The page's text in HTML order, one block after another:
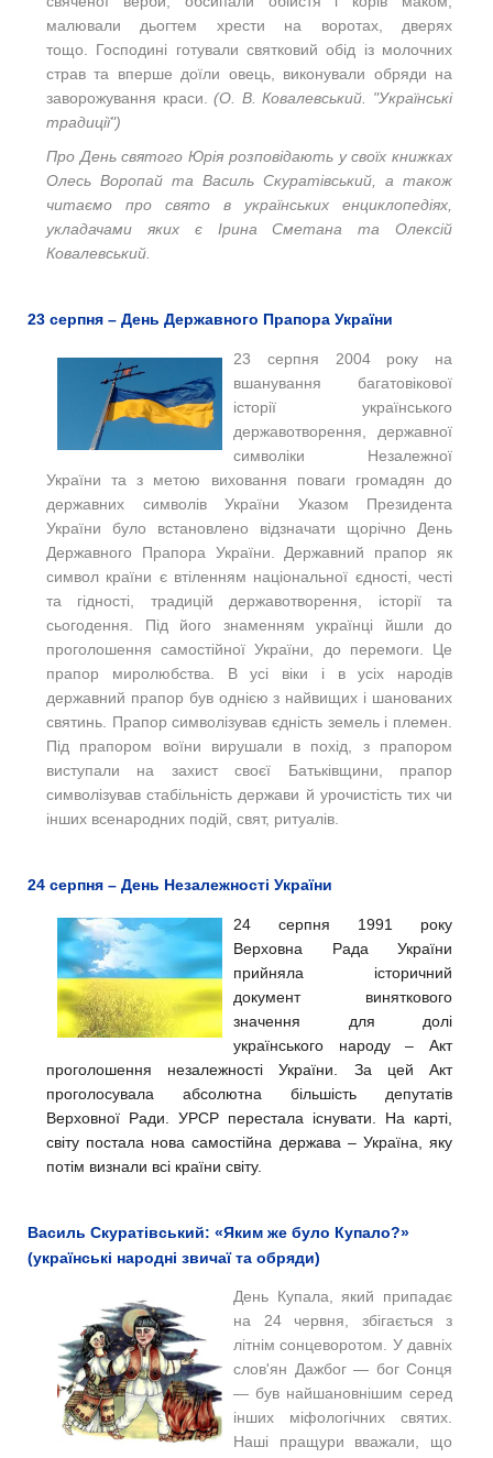
малювали дьогтем хрести на воротах, дверях
тощо. Господині готували святковий обід із молочних
страв та вперше доїли овець, виконували обряди на
заворожування краси.(О. В. Ковалевський. "Українські
традиції")
Про День святого Юрія розповідають у своїх книжках
Олесь Воропай та Василь Скуратівський, а також
читаємо про свято в українських енциклопедіях,
укладачами яких є Ірина Сметана та Олексій
Ковалевський.
23 серпня – День Державного Прапора України
23 серпня 2004 року на
вшанування багатовікової
історії українського
державотворення, державної
символіки Незалежної
України та з метою виховання поваги громадян до
державних символів України Указом Президента
України було встановлено відзначати щорічно День
Державного Прапора України. Державний прапор як
символ країни є втіленням національної єдності, честі
та гідності, традицій державотворення, історії та
сьогодення. Під його знаменням українці йшли до
проголошення самостійної України, до перемоги. Це
прапор миролюбства. В усі віки і в усіх народів
державний прапор був однією з найвищих і шанованих
святинь. Прапор символізував єдність земель і племен.
Під прапором воїни вирушали в похід, з прапором
виступали на захист своєї Батьківщини, прапор
символізував стабільність держави й урочистість тих чи
інших всенародних подій, свят, ритуалів.
24 серпня – День Незалежності України
24 серпня 1991 року
Верховна Рада України
прийняла історичний
документ виняткового
значення для долі
українського народу – Акт
проголошення незалежності України. За цей Акт
проголосувала абсолютна більшість депутатів
Верховної Ради. УРСР перестала існувати. На карті,
світу постала нова самостійна держава – Україна, яку
потім визнали всі країни світу.
Василь Скуратівський: «Яким же було Купало?»
(українські народні звичаї та обряди)
День Купала, який припадає
на 24 червня, збігається з
літнім сонцеворотом. У давніх
слов'ян Дажбог — бог Сонця
— був найшановнішим серед
інших міфологічних святих.
Наші пращури вважали, що